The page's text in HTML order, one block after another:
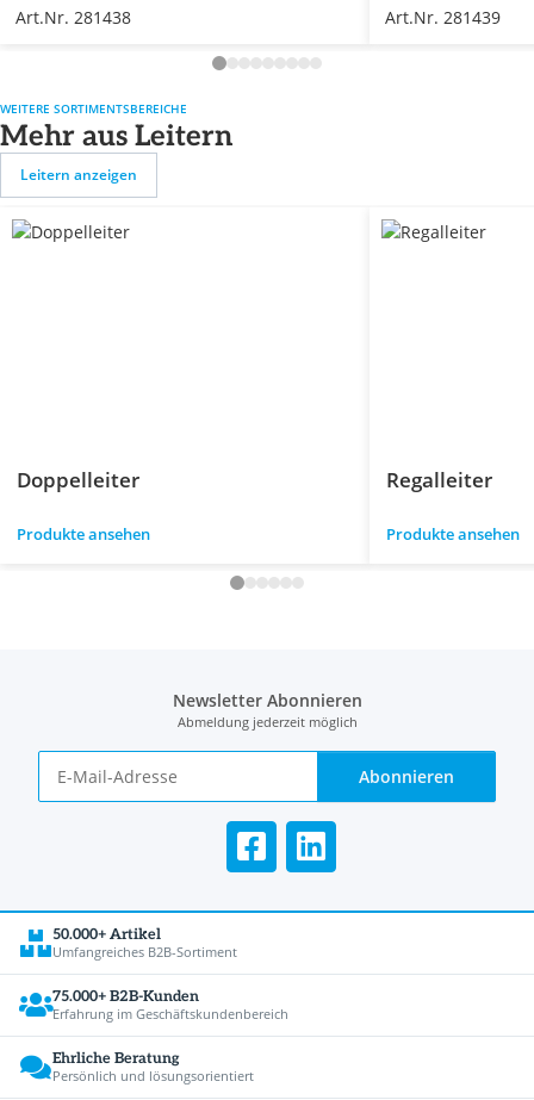
Art.Nr. 281438 Art.Nr. 281439
WEITERE SORTIMENTSBEREICHE
Mehr aus Leitern
Leitern anzeigen
Doppelleiter
Produkte ansehen
Regalleiter
Produkte ansehen
Newsletter Abonnieren
Abmeldung jederzeit möglich
Abonnieren
50.000+ Artikel
Umfangreiches B2B-Sortiment
75.000+ B2B-Kunden
Erfahrung im Geschäftskundenbereich
Ehrliche Beratung
Persönlich und lösungsorientiert